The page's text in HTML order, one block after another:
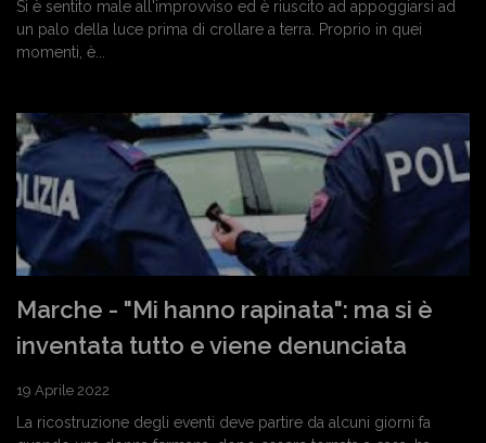
Si è sentito male all'improvviso ed è riuscito ad appoggiarsi ad
un palo della luce prima di crollare a terra. Proprio in quei
momenti, è...
Marche - "Mi hanno rapinata": ma si è
inventata tutto e viene denunciata
19 Aprile 2022
La ricostruzione degli eventi deve partire da alcuni giorni fa